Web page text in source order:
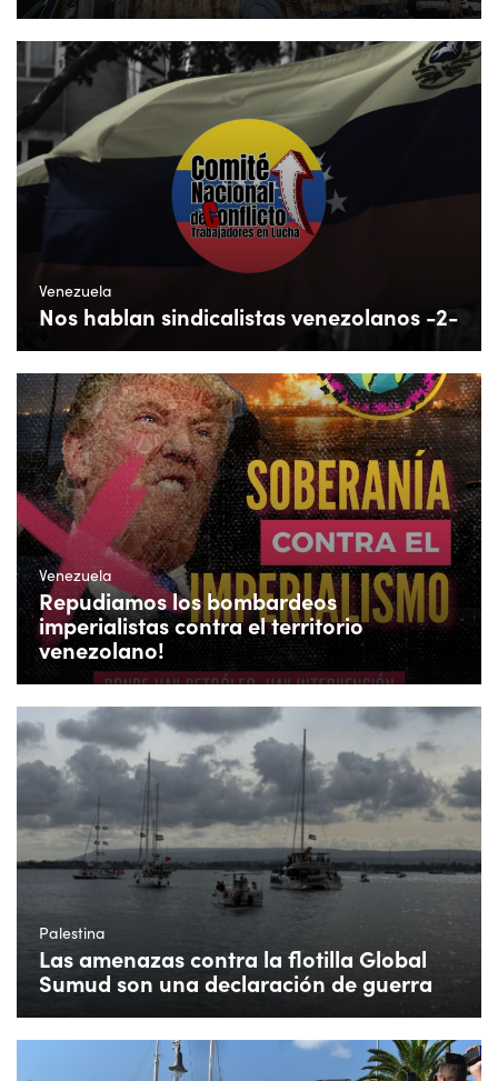
Venezuela
Nos hablan sindicalistas venezolanos -2-
Venezuela
Repudiamos los bombardeos
imperialistas contra el territorio
venezolano!
Palestina
Las amenazas contra la flotilla Global
Sumud son una declaración de guerra